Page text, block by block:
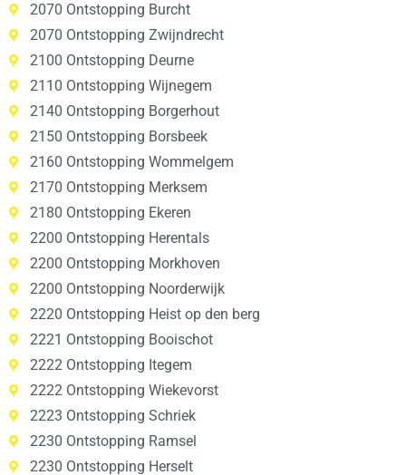
2070 Ontstopping Burcht
2070 Ontstopping Zwijndrecht
2100 Ontstopping Deurne
2110 Ontstopping Wijnegem
2140 Ontstopping Borgerhout
2150 Ontstopping Borsbeek
2160 Ontstopping Wommelgem
2170 Ontstopping Merksem
2180 Ontstopping Ekeren
2200 Ontstopping Herentals
2200 Ontstopping Morkhoven
2200 Ontstopping Noorderwijk
2220 Ontstopping Heist op den berg
2221 Ontstopping Booischot
2222 Ontstopping Itegem
2222 Ontstopping Wiekevorst
2223 Ontstopping Schriek
2230 Ontstopping Ramsel
2230 Ontstopping Herselt